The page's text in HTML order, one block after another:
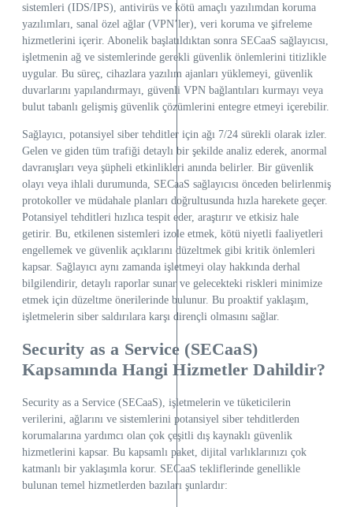
sistemleri (IDS/IPS), antivirüs ve kötü amaçlı yazılımdan koruma
yazılımları, sanal özel ağlar (VPN’ler), veri koruma ve şifreleme
hizmetlerini içerir. Abonelik başlatıldıktan sonra SECaaS sağlayıcısı,
işletmenin ağ ve sistemlerinde gerekli güvenlik önlemlerini titizlikle
uygular. Bu süreç, cihazlara yazılım ajanları yüklemeyi, güvenlik
duvarlarını yapılandırmayı, güvenli VPN bağlantıları kurmayı veya
bulut tabanlı gelişmiş güvenlik çözümlerini entegre etmeyi içerebilir.
Sağlayıcı, potansiyel siber tehditler için ağı 7/24 sürekli olarak izler.
Gelen ve giden tüm trafiği detaylı bir şekilde analiz ederek, anormal
davranışları veya şüpheli etkinlikleri anında belirler. Bir güvenlik
olayı veya ihlali durumunda, SECaaS sağlayıcısı önceden belirlenmiş
protokoller ve müdahale planları doğrultusunda hızla harekete geçer.
Potansiyel tehditleri hızlıca tespit eder, araştırır ve etkisiz hale
getirir. Bu, etkilenen sistemleri izole etmek, kötü niyetli faaliyetleri
engellemek ve güvenlik açıklarını düzeltmek gibi kritik önlemleri
kapsar. Sağlayıcı aynı zamanda işletmeyi olay hakkında derhal
bilgilendirir, detaylı raporlar sunar ve gelecekteki riskleri minimize
etmek için düzeltme önerilerinde bulunur. Bu proaktif yaklaşım,
işletmelerin siber saldırılara karşı dirençli olmasını sağlar.
Security as a Service (SECaaS)
Kapsamında Hangi Hizmetler Dahildir?
Security as a Service (SECaaS), işletmelerin ve tüketicilerin
verilerini, ağlarını ve sistemlerini potansiyel siber tehditlerden
korumalarına yardımcı olan çok çeşitli dış kaynaklı güvenlik
hizmetlerini kapsar. Bu kapsamlı paket, dijital varlıklarınızı çok
katmanlı bir yaklaşımla korur. SECaaS tekliflerinde genellikle
bulunan temel hizmetlerden bazıları şunlardır: